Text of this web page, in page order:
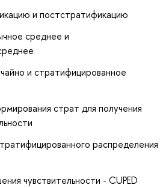
и постстратификацию
среднее и
и стратифицированное
страт для получения
распределения
чувствительности - CUPED